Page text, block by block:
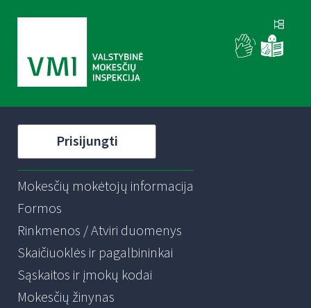
Prisijungti
Mokesčių mokėtojų informacija
Formos
Rinkmenos / Atviri duomenys
Skaičiuoklės ir pagalbininkai
Sąskaitos ir įmokų kodai
Mokesčių žinynas